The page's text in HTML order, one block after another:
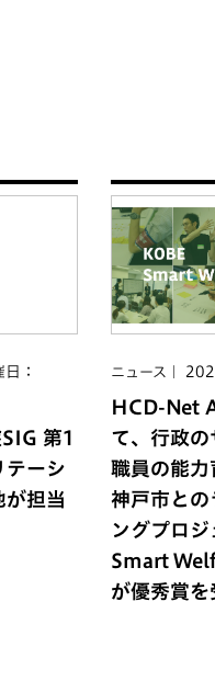
日：
第1
テーシ
が担当
ニュース
HCD-Net
て、行政の
職員の能力
神戸市との
ングプロ
Smart
が優秀賞を